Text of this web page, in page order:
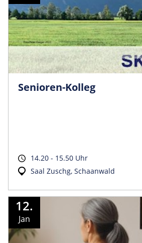
Senioren-Kolleg
14.20 - 15.50 Uhr
Saal Zuschg, Schaanwald
12.
Jan